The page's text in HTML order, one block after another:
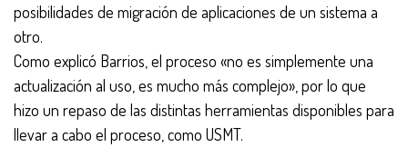
posibilidades de migración de aplicaciones de un sistema a
otro.
Como explicó Barrios, el proceso «no es simplemente una
actualización al uso, es mucho más complejo», por lo que
hizo un repaso de las distintas herramientas disponibles para
llevar a cabo el proceso, como USMT.